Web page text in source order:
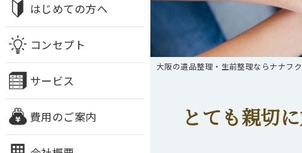
はじめての方へ
コンセプト
サービス
費用のご案内
大阪の遺品整理・生前整理ならナナフク
とても親切